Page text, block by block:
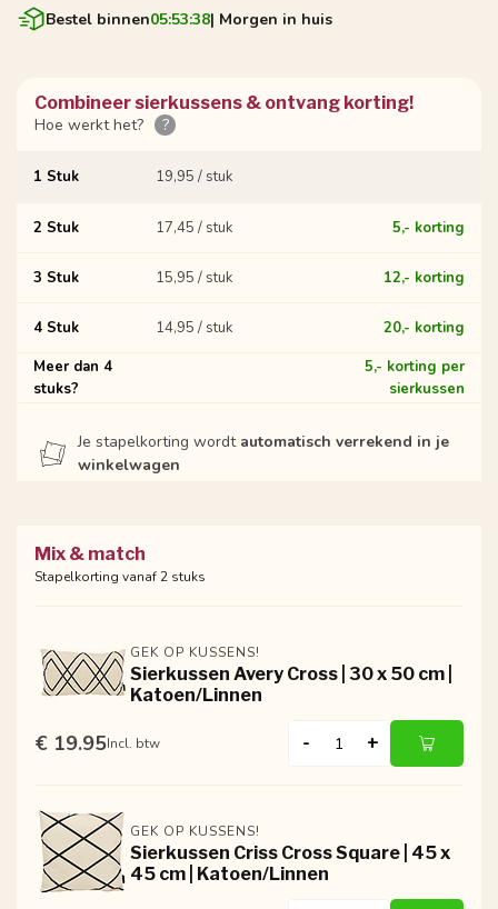
Bestel binnen05:53:37| Morgen in huis
Combineer sierkussens & ontvang korting!
Hoe werkt het?
?
1 Stuk 19,95 / stuk
2 Stuk 17,45 / stuk 5,- korting
3 Stuk 15,95 / stuk 12,- korting
4 Stuk 14,95 / stuk
20,- korting
Meer dan 4
stuks?
5,- korting per
sierkussen
Je stapelkorting wordt automatisch verrekend in je
winkelwagen
Mix & match
Stapelkorting vanaf 2 stuks
GEK OP KUSSENS!
Sierkussen Avery Cross | 30 x 50 cm |
Katoen/Linnen
€ 19.95Incl. btw - +
GEK OP KUSSENS!
Sierkussen Criss Cross Square | 45 x
45 cm | Katoen/Linnen